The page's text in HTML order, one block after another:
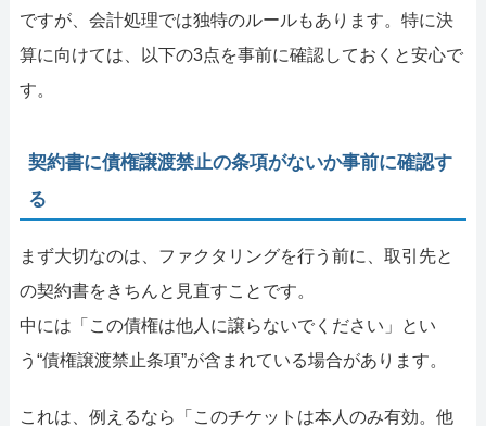
ですが、会計処理では独特のルールもあります。特に決
算に向けては、以下の3点を事前に確認しておくと安心で
す。
契約書に債権譲渡禁止の条項がないか事前に確認す
る
まず大切なのは、ファクタリングを行う前に、取引先と
の契約書をきちんと見直すことです。
中には「この債権は他人に譲らないでください」とい
う“債権譲渡禁止条項”が含まれている場合があります。
これは、例えるなら「このチケットは本人のみ有効。他